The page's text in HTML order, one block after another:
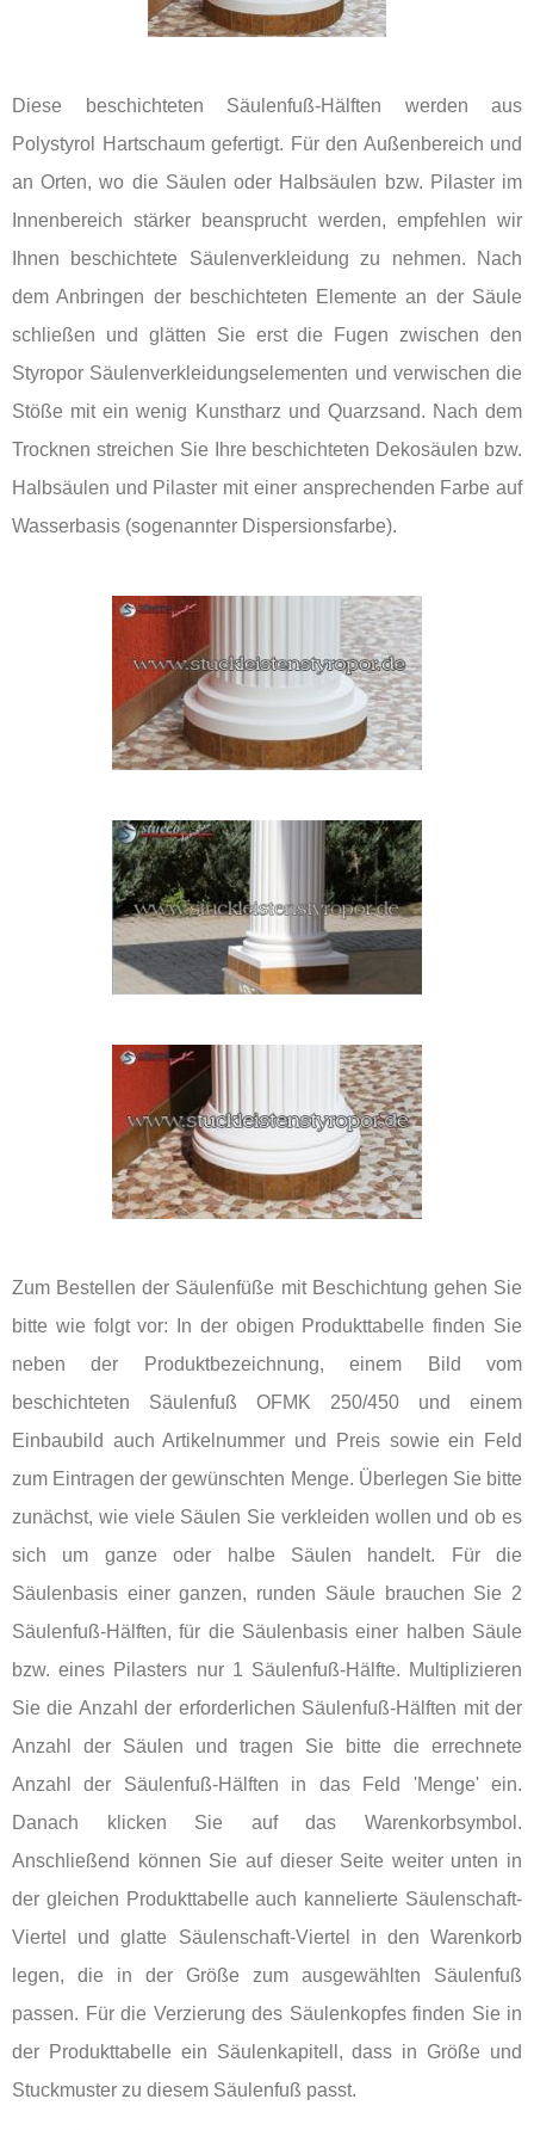
Diese beschichteten Säulenfuß-Hälften werden aus
Polystyrol Hartschaum gefertigt. Für den Außenbereich und
an Orten, wo die Säulen oder Halbsäulen bzw. Pilaster im
Innenbereich stärker beansprucht werden, empfehlen wir
Ihnen beschichtete Säulenverkleidung zu nehmen. Nach
dem Anbringen der beschichteten Elemente an der Säule
schließen und glätten Sie erst die Fugen zwischen den
Styropor Säulenverkleidungselementen und verwischen die
Stöße mit ein wenig Kunstharz und Quarzsand. Nach dem
Trocknen streichen Sie Ihre beschichteten Dekosäulen bzw.
Halbsäulen und Pilaster mit einer ansprechenden Farbe auf
Wasserbasis (sogenannter Dispersionsfarbe).
Zum Bestellen der Säulenfüße mit Beschichtung gehen Sie
bitte wie folgt vor: In der obigen Produkttabelle finden Sie
neben der Produktbezeichnung, einem Bild vom
beschichteten Säulenfuß OFMK 250/450 und einem
Einbaubild auch Artikelnummer und Preis sowie ein Feld
zum Eintragen der gewünschten Menge. Überlegen Sie bitte
zunächst, wie viele Säulen Sie verkleiden wollen und ob es
sich um ganze oder halbe Säulen handelt. Für die
Säulenbasis einer ganzen, runden Säule brauchen Sie 2
Säulenfuß-Hälften, für die Säulenbasis einer halben Säule
bzw. eines Pilasters nur 1 Säulenfuß-Hälfte. Multiplizieren
Sie die Anzahl der erforderlichen Säulenfuß-Hälften mit der
Anzahl der Säulen und tragen Sie bitte die errechnete
Anzahl der Säulenfuß-Hälften in das Feld 'Menge' ein.
Danach klicken Sie auf das Warenkorbsymbol.
Anschließend können Sie auf dieser Seite weiter unten in
der gleichen Produkttabelle auch kannelierte Säulenschaft-
Viertel und glatte Säulenschaft-Viertel in den Warenkorb
legen, die in der Größe zum ausgewählten Säulenfuß
passen. Für die Verzierung des Säulenkopfes finden Sie in
der Produkttabelle ein Säulenkapitell, dass in Größe und
Stuckmuster zu diesem Säulenfuß passt.